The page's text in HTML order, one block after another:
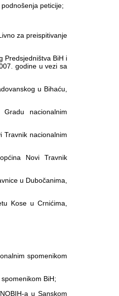
peticije;
za preispitivanje
Predsjedništva BiH i
godine u vezi sa
u Bihaću,
nacionalnim
Travnik nacionalnim
Novi Travnik
u Dubočanima,
Kose u Crnićima,
spomenikom
BiH;
a u Sanskom